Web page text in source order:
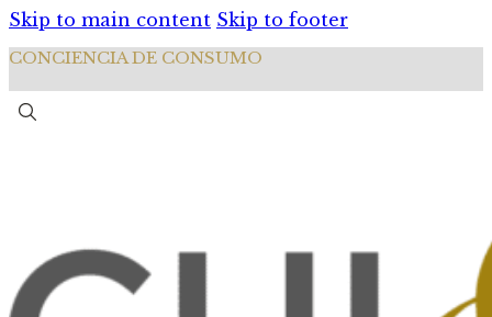
Skip to main content Skip to footer
CONCIENCIA DE CONSUMO